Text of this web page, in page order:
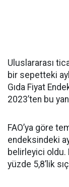
Uluslararası
bir sepetteki
Gıda Fiyat
2023’ten bu
FAO’ya göre
endeksindeki
belirleyici oldu.
yüzde 5,8’lik